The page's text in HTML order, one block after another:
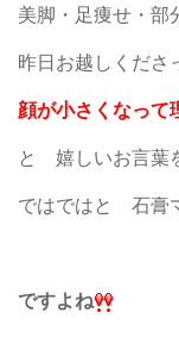
美脚・足痩せ・部
昨日お越しくださ
顔が小さくなって
と 嬉しいお言葉
ではではと 石膏
ですよね